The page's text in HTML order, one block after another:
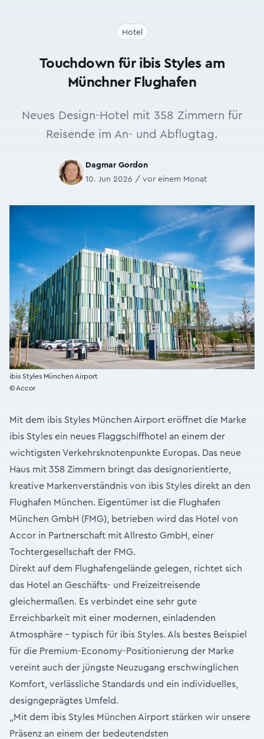
Hotel
Touchdown für ibis Styles am
Münchner Flughafen
Neues Design-Hotel mit 358 Zimmern für
Reisende im An- und Abflugtag.
Dagmar Gordon
10. Jun 2026 / vor einem Monat
ibis Styles München Airport
© Accor
Mit dem ibis Styles München Airport eröffnet die Marke
ibis Styles ein neues Flaggschiffhotel an einem der
wichtigsten Verkehrsknotenpunkte Europas. Das neue
Haus mit 358 Zimmern bringt das designorientierte,
kreative Markenverständnis von ibis Styles direkt an den
Flughafen München. Eigentümer ist die Flughafen
München GmbH (FMG), betrieben wird das Hotel von
Accor in Partnerschaft mit Allresto GmbH, einer
Tochtergesellschaft der FMG.
Direkt auf dem Flughafengelände gelegen, richtet sich
das Hotel an Geschäfts- und Freizeitreisende
gleichermaßen. Es verbindet eine sehr gute
Erreichbarkeit mit einer modernen, einladenden
Atmosphäre – typisch für ibis Styles. Als bestes Beispiel
für die Premium-Economy-Positionierung der Marke
vereint auch der jüngste Neuzugang erschwinglichen
Komfort, verlässliche Standards und ein individuelles,
designgeprägtes Umfeld.
„Mit dem ibis Styles München Airport stärken wir unsere
Präsenz an einem der bedeutendsten